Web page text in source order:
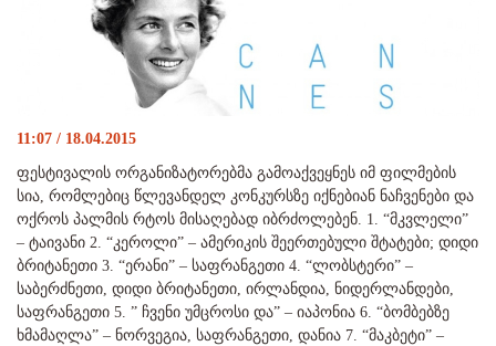
11:07 / 18.04.2015
ფესტივალის ორგანიზატორებმა გამოაქვეყნეს იმ ფილმების
სია, რომლებიც წლევანდელ კონკურსზე იქნებიან ნაჩვენები და
ოქროს პალმის რტოს მისაღებად იბრძოლებენ. 1. “მკვლელი”
– ტაივანი 2. “კეროლი” – ამერიკის შეერთებული შტატები; დიდი
ბრიტანეთი 3. “ერანი” – საფრანგეთი 4. “ლობსტერი” –
საბერძნეთი, დიდი ბრიტანეთი, ირლანდია, ნიდერლანდები,
საფრანგეთი 5. ” ჩვენი უმცროსი და” – იაპონია 6. “ბომბებზე
ხმამაღლა” – ნორვეგია, საფრანგეთი, დანია 7. “მაკბეტი” –